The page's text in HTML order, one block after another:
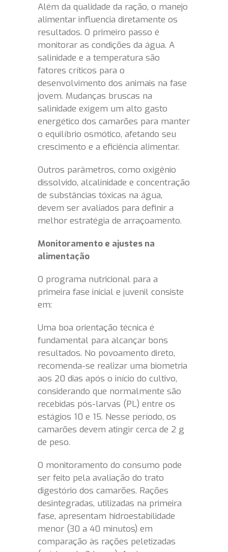
Além da qualidade da ração, o manejo
alimentar influencia diretamente os
resultados. O primeiro passo é
monitorar as condições da água. A
salinidade e a temperatura são
fatores críticos para o
desenvolvimento dos animais na fase
jovem. Mudanças bruscas na
salinidade exigem um alto gasto
energético dos camarões para manter
o equilíbrio osmótico, afetando seu
crescimento e a eficiência alimentar.
Outros parâmetros, como oxigênio
dissolvido, alcalinidade e concentração
de substâncias tóxicas na água,
devem ser avaliados para definir a
melhor estratégia de arraçoamento.
Monitoramento e ajustes na
alimentação
O programa nutricional para a
primeira fase inicial e juvenil consiste
em:
Uma boa orientação técnica é
fundamental para alcançar bons
resultados. No povoamento direto,
recomenda-se realizar uma biometria
aos 20 dias após o início do cultivo,
considerando que normalmente são
recebidas pós-larvas (PL) entre os
estágios 10 e 15. Nesse período, os
camarões devem atingir cerca de 2 g
de peso.
O monitoramento do consumo pode
ser feito pela avaliação do trato
digestório dos camarões. Rações
desintegradas, utilizadas na primeira
fase, apresentam hidroestabilidade
menor (30 a 40 minutos) em
comparação às rações peletizadas